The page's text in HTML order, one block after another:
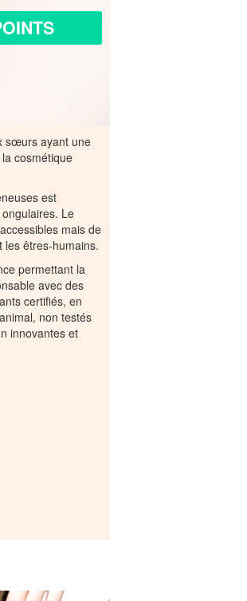
sœurs ayant une
cosmétique
est
Le
mais de
les êtres-humains.
permettant la
avec des
certifiés, en
non testés
innovantes et